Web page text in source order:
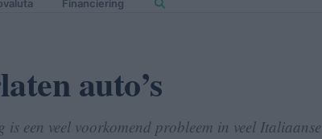
Financiering
auto’s
een veel voorkomend probleem in veel Italiaanse